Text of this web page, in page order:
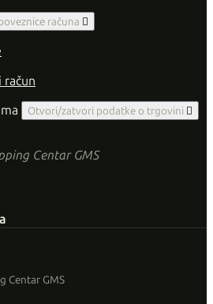
računa 
račun
Otvori/zatvori podatke o trgovini 
Centar GMS
Centar GMS